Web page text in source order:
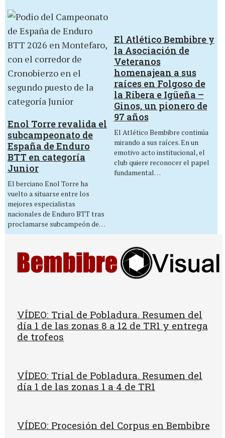
Enol Torre revalida el
subcampeonato de
España de Enduro
BTT en categoría
Junior
El berciano Enol Torre ha
vuelto a situarse entre los
mejores especialistas
nacionales de Enduro BTT tras
proclamarse subcampeón de…
El Atlético Bembibre y
la Asociación de
Veteranos
homenajean a sus
raíces en Folgoso de
la Ribera e Igüeña –
Ginos, un pionero de
97 años
El Atlético Bembibre continúa
mirando a sus raíces. En un
emotivo acto institucional, el
club quiere reconocer el papel
fundamental…
VÍDEO: Trial de Pobladura. Resumen del
día 1 de las zonas 8 a 12 de TR1 y entrega
de trofeos
VÍDEO: Trial de Pobladura. Resumen del
día 1 de las zonas 1 a 4 de TR1
VÍDEO: Procesión del Corpus en Bembibre